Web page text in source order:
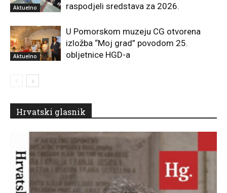
Aktuelno raspodjeli sredstava za 2026.
Aktuelno
U Pomorskom muzeju CG otvorena
izložba “Moj grad” povodom 25.
obljetnice HGD-a
Hrvatski glasnik